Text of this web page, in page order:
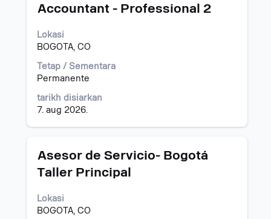
Jawatan
Accountant - Professional 2
Lokasi
BOGOTA, CO
Tetap / Sementara
Permanente
tarikh disiarkan
7. aug 2026.
Pilih
bar
ruang
melihat
kandungan
bagi
maklumat
kerja.
Jawatan
Asesor de Servicio- Bogotá
Taller Principal
Lokasi
BOGOTA, CO
Pilih
bar
untuk
melihat